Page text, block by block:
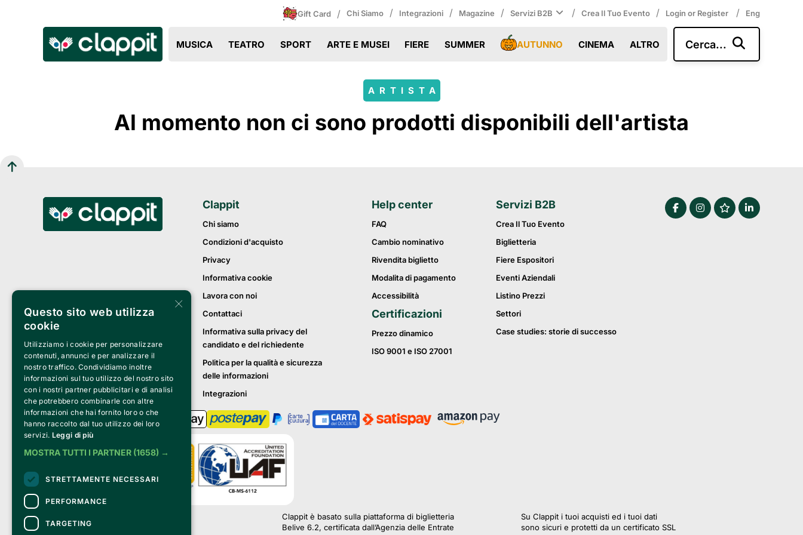
Gift Card / Chi Siamo / Integrazioni / Magazine / Servizi B2B / Crea Il Tuo Evento / Login or Register / Eng
MUSICA TEATRO SPORT ARTE E MUSEI FIERE SUMMER AUTUNNO CINEMA ALTRO Cerca...
ARTISTA
Al momento non ci sono prodotti disponibili dell'artista
Clappit
Chi siamo
Condizioni d'acquisto
Privacy
Informativa cookie
Lavora con noi
Contattaci
Informativa sulla privacy del
candidato e del richiedente
Politica per la qualità e sicurezza
delle informazioni
Integrazioni
Help center
FAQ
Cambio nominativo
Rivendita biglietto
Modalita di pagamento
Accessibilità
Certificazioni
Prezzo dinamico
ISO 9001 e ISO 27001
Servizi B2B
Crea Il Tuo Evento
Biglietteria
Fiere Espositori
Eventi Aziendali
Listino Prezzi
Settori
Case studies: storie di successo
Bemils Srl
Clappit è basato sulla piattaforma di biglietteria
Belive 6.2, certificata dall’Agenzia delle Entrate
Su Clappit i tuoi acquisti ed i tuoi dati
sono sicuri e protetti da un certificato SSL
×
Questo sito web utilizza
cookie
Utilizziamo i cookie per personalizzare
contenuti, annunci e per analizzare il
nostro traffico. Condividiamo inoltre
informazioni sul tuo utilizzo del nostro sito
con i nostri partner pubblicitari e di analisi
che potrebbero combinarle con altre
informazioni che hai fornito loro o che
hanno raccolto dal tuo utilizzo dei loro
servizi. Leggi di più
MOSTRA TUTTI I PARTNER (1658) →
STRETTAMENTE NECESSARI
PERFORMANCE
TARGETING